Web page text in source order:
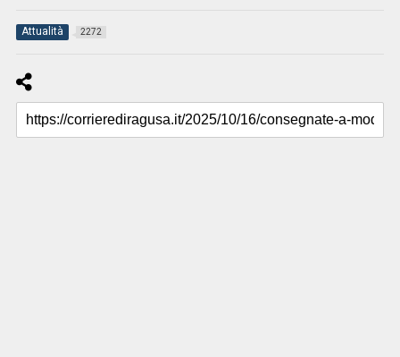
Attualità 2272